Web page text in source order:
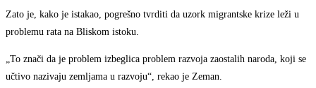
Zato je, kako je istakao, pogrešno tvrditi da uzork migrantske krize leži u
problemu rata na Bliskom istoku.
„To znači da je problem izbeglica problem razvoja zaostalih naroda, koji se
učtivo nazivaju zemljama u razvoju“, rekao je Zeman.